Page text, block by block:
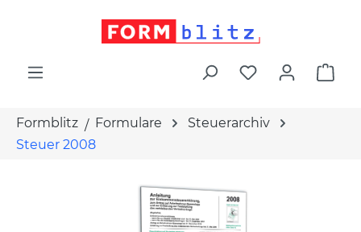
Formblitz Formulare
Steuerarchiv
Steuer 2008